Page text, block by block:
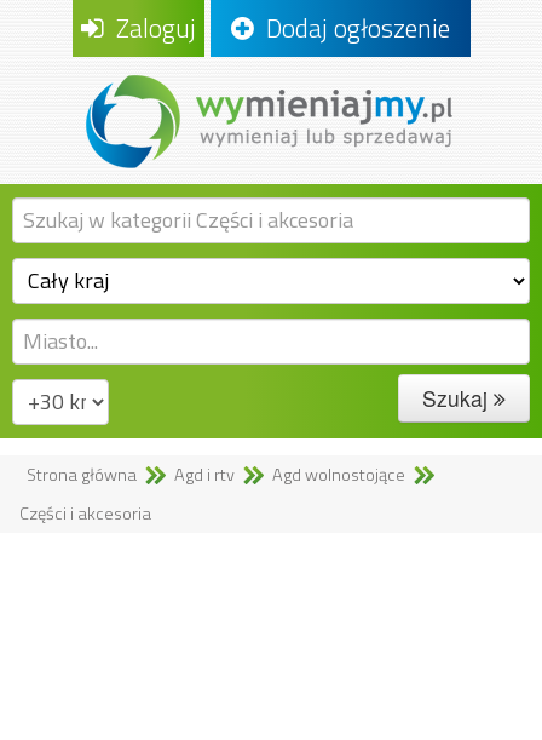
Zaloguj Dodaj ogłoszenie
Szukaj
Strona główna Agd i rtv
Agd wolnostojące
Części i akcesoria